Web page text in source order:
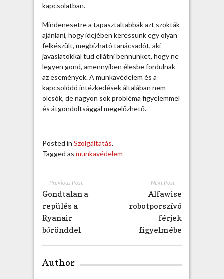
b
e
j
e
g
y
z
é
s
e
z
kapcsolatban.
Mindenesetre a tapasztaltabbak azt szokták
ajánlani, hogy idejében keressünk egy olyan
felkészült, megbízható tanácsadót, aki
javaslatokkal tud ellátni bennünket, hogy ne
legyen gond, amennyiben élesbe fordulnak
az események. A munkavédelem és a
kapcsolódó intézkedések általában nem
olcsók, de nagyon sok probléma figyelemmel
és átgondoltsággal megelőzhető.
Posted in Szolgáltatás.
Tagged as munkavédelem
Next Post →
Alfawise
robotporszívó
férjek
figyelmébe
← Previous Post
Gondtalan a
repülés a
Ryanair
bőrönddel
Author